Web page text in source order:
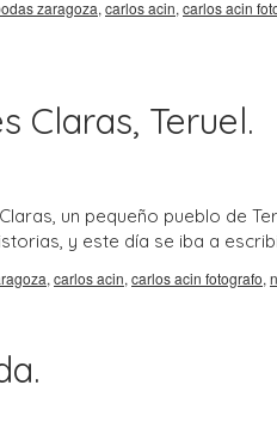
zaragoza, carlos acin, carlos acin
Claras, Teruel.
un pequeño pueblo de
y este día se iba a
, carlos acin, carlos acin fotografo,